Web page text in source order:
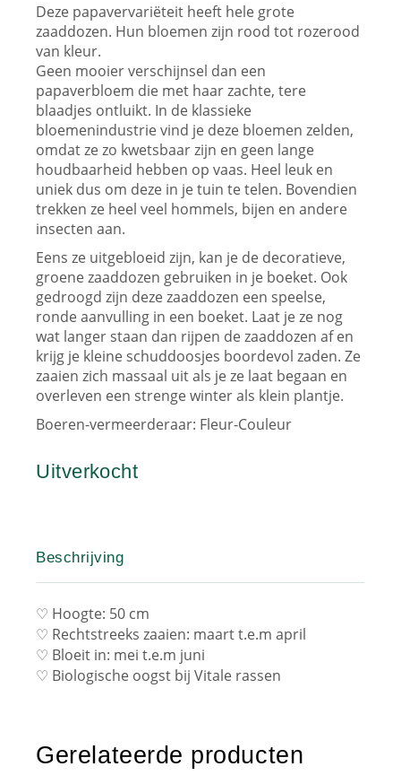
Deze papavervariëteit heeft hele grote
zaaddozen. Hun bloemen zijn rood tot rozerood
van kleur.
Geen mooier verschijnsel dan een
papaverbloem die met haar zachte, tere
blaadjes ontluikt. In de klassieke
bloemenindustrie vind je deze bloemen zelden,
omdat ze zo kwetsbaar zijn en geen lange
houdbaarheid hebben op vaas. Heel leuk en
uniek dus om deze in je tuin te telen. Bovendien
trekken ze heel veel hommels, bijen en andere
insecten aan.
Eens ze uitgebloeid zijn, kan je de decoratieve,
groene zaaddozen gebruiken in je boeket. Ook
gedroogd zijn deze zaaddozen een speelse,
ronde aanvulling in een boeket. Laat je ze nog
wat langer staan dan rijpen de zaaddozen af en
krijg je kleine schuddoosjes boordevol zaden. Ze
zaaien zich massaal uit als je ze laat begaan en
overleven een strenge winter als klein plantje.
Boeren-vermeerderaar: Fleur-Couleur
Uitverkocht
Beschrijving
♡ Hoogte: 50 cm
♡ Rechtstreeks zaaien: maart t.e.m april
♡ Bloeit in: mei t.e.m juni
♡ Biologische oogst bij Vitale rassen
Gerelateerde producten